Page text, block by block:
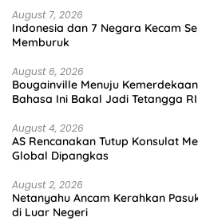
August 7, 2026
Indonesia dan 7 Negara Kecam
Memburuk
August 6, 2026
Bougainville Menuju
Bahasa Ini Bakal Jadi Tetangga RI
August 4, 2026
AS Rencanakan Tutup Konsulat
Global Dipangkas
August 2, 2026
Netanyahu Ancam Kerahkan
di Luar Negeri